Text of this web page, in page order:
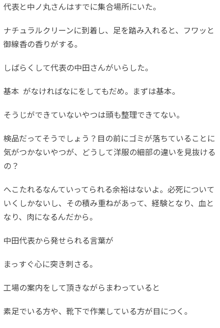
代表と中ノ丸さんはすでに集合場所にいた。
ナチュラルクリーンに到着し、足を踏み入れると、フワッと
御線香の香りがする。
しばらくして代表の中田さんがいらした。
基本 がなければなにをしてもだめ。まずは基本。
そうじができていないやつは頭も整理できてない。
検品だってそうでしょう？目の前にゴミが落ちていることに
気がつかないやつが、どうして洋服の細部の違いを見抜ける
の？
へこたれるなんていってられる余裕はないよ。必死について
いくしかないし、その積み重ねがあって、経験となり、血と
なり、肉になるんだから。
中田代表から発せられる言葉が
まっすぐ心に突き刺さる。
工場の案内をして頂きながらまわっていると
素足でいる方や、靴下で作業している方が目につく。